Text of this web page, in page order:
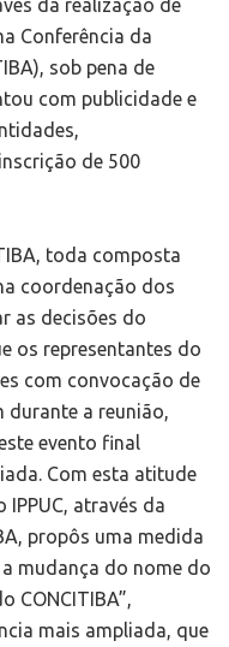
da realização de
Conferência da
sob pena de
com publicidade e
de 500
toda composta
coordenação dos
as decisões do
os representantes do
com convocação de
a reunião,
evento final
Com esta atitude
através da
propôs uma medida
mudança do nome do
CONCITIBA”,
mais ampliada, que